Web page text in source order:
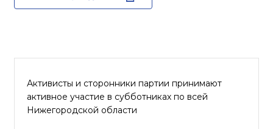
Активисты и сторонники партии принимают
активное участие в субботниках по всей
Нижегородской области